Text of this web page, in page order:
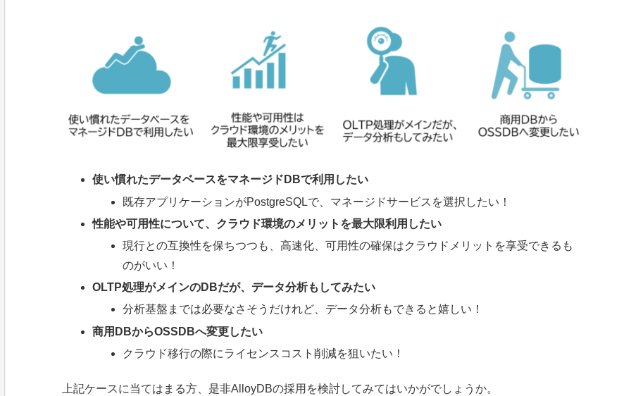
使い慣れたデータベースをマネージドDBで利用したい
既存アプリケーションがPostgreSQLで、マネージドサービスを選択したい！
性能や可用性について、クラウド環境のメリットを最大限利用したい
現行との互換性を保ちつつも、高速化、可用性の確保はクラウドメリットを享受できるも
のがいい！
OLTP処理がメインのDBだが、データ分析もしてみたい
分析基盤までは必要なさそうだけれど、データ分析もできると嬉しい！
商用DBからOSSDBへ変更したい
クラウド移行の際にライセンスコスト削減を狙いたい！
上記ケースに当てはまる方、是非AlloyDBの採用を検討してみてはいかがでしょうか。